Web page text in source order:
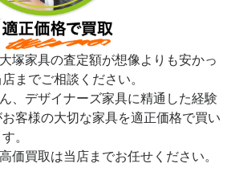
塚家具の査定額が想像よりも安かっ
までご相談ください。
、デザイナーズ家具に精通した経験
客様の大切な家具を適正価格で買い
。
価買取は当店までお任せください。